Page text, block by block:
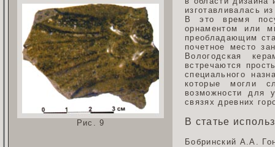
Рис. 9
изготавливалась
В это время
орнаментом или
преобладающим
почетное место
Вологодская
встречаются
специального
которые могли
возможности для
связях древних
В статье
Бобринский А.А.